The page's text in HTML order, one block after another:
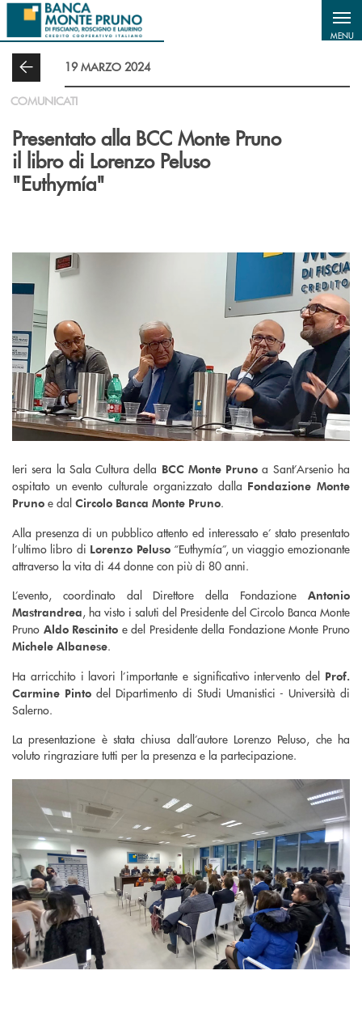
Salta al contenuto principale
MENU
19 MARZO 2024
COMUNICATI
Presentato alla BCC Monte Pruno
il libro di Lorenzo Peluso
"Euthymía"
Ieri sera la Sala Cultura della BCC Monte Pruno a Sant’Arsenio ha
ospitato un evento culturale organizzato dalla Fondazione Monte
Pruno e dal Circolo Banca Monte Pruno.
Alla presenza di un pubblico attento ed interessato e’ stato presentato
l’ultimo libro di Lorenzo Peluso“Euthymía”, un viaggio emozionante
attraverso la vita di 44 donne con più di 80 anni.
L’evento, coordinato dal Direttore della Fondazione Antonio
Mastrandrea, ha visto i saluti del Presidente del Circolo Banca Monte
Pruno Aldo Rescinito e del Presidente della Fondazione Monte Pruno
Michele Albanese.
Ha arricchito i lavori l’importante e significativo intervento del Prof.
Carmine Pinto del Dipartimento di Studi Umanistici - Università di
Salerno.
La presentazione è stata chiusa dall’autore Lorenzo Peluso, che ha
voluto ringraziare tutti per la presenza e la partecipazione.